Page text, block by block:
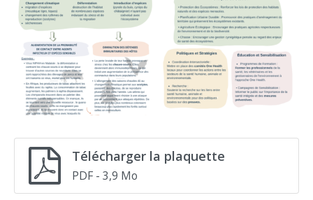
Télécharger la plaquette
PDF - 3,9 Mo